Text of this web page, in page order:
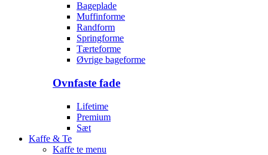
Bageplade
Muffinforme
Randform
Springforme
Tærteforme
Øvrige bageforme
Ovnfaste fade
Lifetime
Premium
Sæt
Kaffe & Te
Kaffe te menu